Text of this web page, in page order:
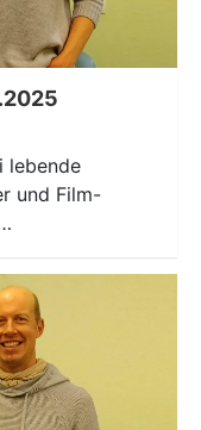
lebende
und Film-